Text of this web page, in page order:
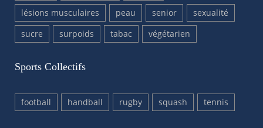
lésions musculaires
peau senior
sexualité
sucre
surpoids tabac végétarien
Sports Collectifs
football handball rugby squash tennis